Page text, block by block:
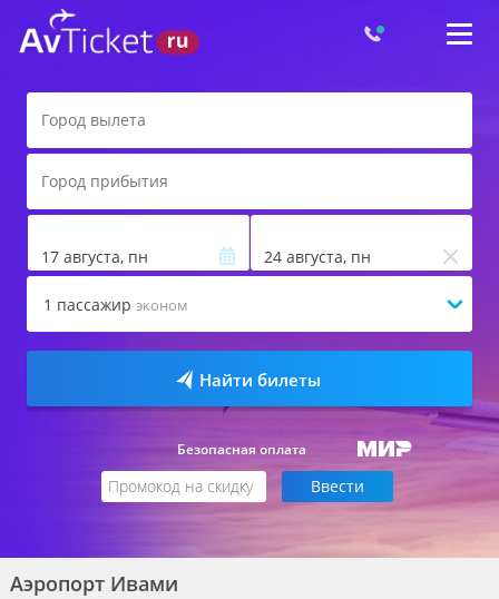
17 августа, пн 24 августа, пн
1 пассажир эконом
Найти билеты
Безопасная оплата
Аэропорт Ивами